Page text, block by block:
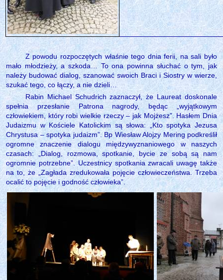
Z powodu rozpoczętych właśnie tego dnia ferii, na sali było
mało młodzieży, a szkoda… To ona powinna słuchać o tym, jak
należy budować dialog, szanować swoich Braci i Siostry w wierze,
szukać tego, co łączy, a nie dzieli…
Rabin Michael Schudrich zaznaczył, że Laureat doskonale
spełnia przesłanie Patrona nagrody, będąc „wyjątkowym
człowiekiem, który robi wielkie rzeczy – jak Mojżesz”. Hasłem Dnia
Judaizmu w Kościele Katolickim są słowa: „Kto spotyka Jezusa
Chrystusa – spotyka judaizm”. Bp Wiesław Alojzy Mering podkreślił
ogromne znaczenie dialogu międzywyznaniowego w naszych
czasach: „Dialog, rozmowa, spotkanie, bycie ze sobą są nam
ogromnie potrzebne”. Uczestnicy spotkania zwracali uwagę także
na to, że „Zagłada zredukowała pojęcie człowieczeństwa. Trzeba
ocalić to pojęcie i godność człowieka”.